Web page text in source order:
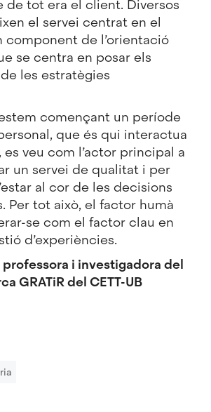
de tot era el client. Diversos
el servei centrat en el
de l’orientació
se centra en posar els
les estratègies
començant un període
que és qui interactua
veu com l’actor principal a
un servei de qualitat i per
al cor de les decisions
Per tot això, el factor humà
se com el factor clau en
d’experiències.
professora i investigadora del
GRATiR del CETT-UB